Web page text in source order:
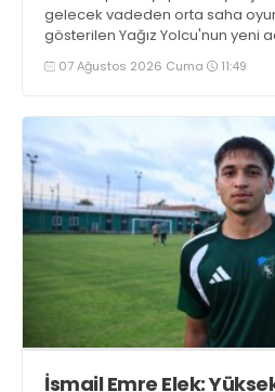
gelecek vadeden orta saha
gösterilen Yağız Yolcu'nun yeni
takımlarından Bigaspor ile 1+1
07 Ağustos 2026 Cuma 11:49
İsmail Emre Elek: